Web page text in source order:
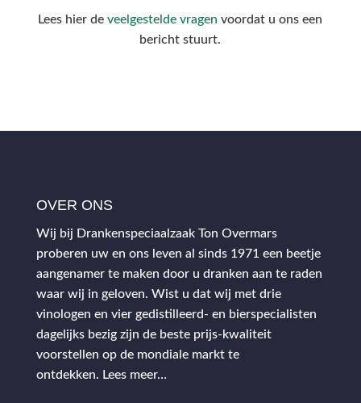
Lees hier deveelgestelde vragen voordat u ons een
bericht stuurt.
OVER ONS
Wij bij Drankenspeciaalzaak Ton Overmars
proberen uw en ons leven al sinds 1971 een beetje
aangenamer te maken door u dranken aan te raden
waar wij in geloven. Wist u dat wij met drie
vinologen en vier gedistilleerd- en bierspecialisten
dagelijks bezig zijn de beste prijs-kwaliteit
voorstellen op de mondiale markt te
ontdekken. Lees meer…